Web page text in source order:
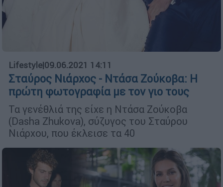
Lifestyle|09.06.2021 14:11
Σταύρος Νιάρχος - Ντάσα Ζούκοβα: Η
πρώτη φωτογραφία με τον γιο τους
Τα γενέθλιά της είχε η Ντάσα Ζούκοβα
(Dasha Zhukova), σύζυγος του Σταύρου
Νιάρχου, που έκλεισε τα 40